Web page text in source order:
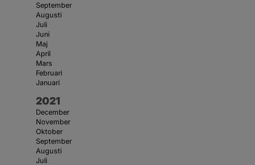
September
Augusti
Juli
Juni
Maj
April
Mars
Februari
Januari
År:
2021
December
November
Oktober
September
Augusti
Juli